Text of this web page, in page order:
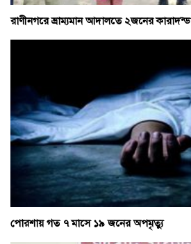
রাণীনগরে ভ্রাম্যমান আদালতে ২জনের কারাদন্ড
পোরশায় গত ৭ মাসে ১৯ জনের অপমৃত্যু